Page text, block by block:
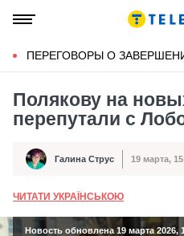
ПЕРЕГОВОРЫ О
Полякову на
перепутали с
Автор Галина Струс
Дата публикации 19 марта,
ЧИТАТИ УКРАЇНСЬКОЮ
Новость обновлена 19 марта 2026,